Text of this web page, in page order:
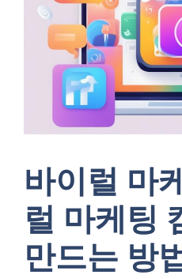
바이럴 마
럴 마케팅
만드는 방